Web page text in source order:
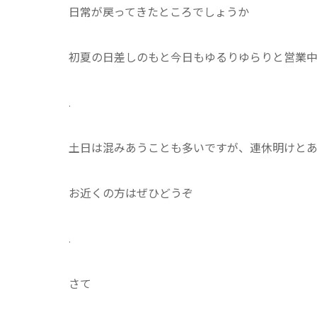
日常が戻ってきたところでしょうか
初夏の日差しのもと今日もゆるりゆらりと営業
.
土日は混みあうことも多いですが、連休明けと
お近くの方はぜひどうぞ
.
さて